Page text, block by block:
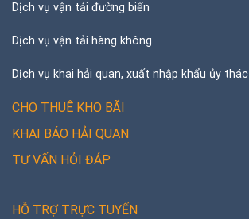
Dịch vụ vận tải đường biển
Dịch vụ vận tải hàng không
Dịch vụ khai hải quan, xuất nhập khẩu ủy thác
CHO THUÊ KHO BÃI
KHAI BÁO HẢI QUAN
TƯ VẤN HỎI ĐÁP
HỖ TRỢ TRỰC TUYẾN